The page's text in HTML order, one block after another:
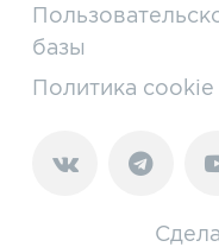
базы
Политика cookie